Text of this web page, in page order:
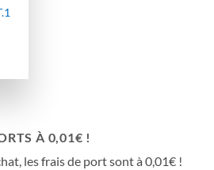
À 0,01€ !
les frais de port sont à 0,01€ !